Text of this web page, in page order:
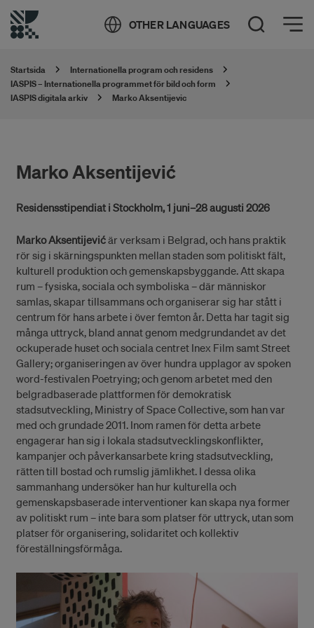
OTHER LANGUAGES Öppna sök
Öppna meny
Startsida
Internationella program och residens
IASPIS – Internationella programmet för bild och form
IASPIS digitala arkiv
Marko Aksentijevic
Marko Aksentijević
Residensstipendiat i Stockholm, 1 juni–28 augusti 2026
Marko Aksentijevićär verksam i Belgrad, och hans praktik
rör sig i skärningspunkten mellan staden som politiskt fält,
kulturell produktion och gemenskapsbyggande. Att skapa
rum – fysiska, sociala och symboliska – där människor
samlas, skapar tillsammans och organiserar sig har stått i
centrum för hans arbete i över femton år. Detta har tagit sig
många uttryck, bland annat genom medgrundandet av det
ockuperade huset och sociala centret Inex Film samt Street
Gallery; organiseringen av över hundra upplagor av spoken
word-festivalen Poetrying; och genom arbetet med den
belgradbaserade plattformen för demokratisk
stadsutveckling, Ministry of Space Collective, som han var
med och grundade 2011. Inom ramen för detta arbete
engagerar han sig i lokala stadsutvecklingskonflikter,
kampanjer och påverkansarbete kring stadsutveckling,
rätten till bostad och rumslig jämlikhet. I dessa olika
sammanhang undersöker han hur kulturella och
gemenskapsbaserade interventioner kan skapa nya former
av politiskt rum – inte bara som platser för uttryck, utan som
platser för organisering, solidaritet och kollektiv
föreställningsförmåga.